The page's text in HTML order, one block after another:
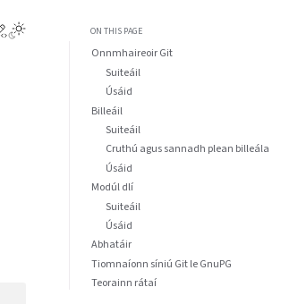
this page
Edit this pageON THIS PAGE
Onnmhaireoir Git
Suiteáil
Úsáid
Billeáil
Suiteáil
Cruthú agus sannadh plean billeála
Úsáid
Modúl dlí
Suiteáil
Úsáid
Abhatáir
Tiomnaíonn síniú Git le GnuPG
Teorainn rátaí